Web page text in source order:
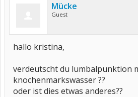
Mücke
Guest
hallo kristina,
verdeutscht du lumbalpunktion
knochenmarkswasser ??
oder ist dies etwas anderes??